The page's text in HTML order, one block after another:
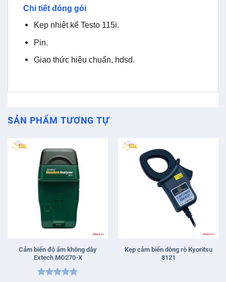
Cảm biến độ ẩm không dây
Kẹp cảm biến dòng rò Kyoritsu
Kyoritsu 7073 – Phụ Kiện
Đầu dò Hotwire Kimo SFC-900